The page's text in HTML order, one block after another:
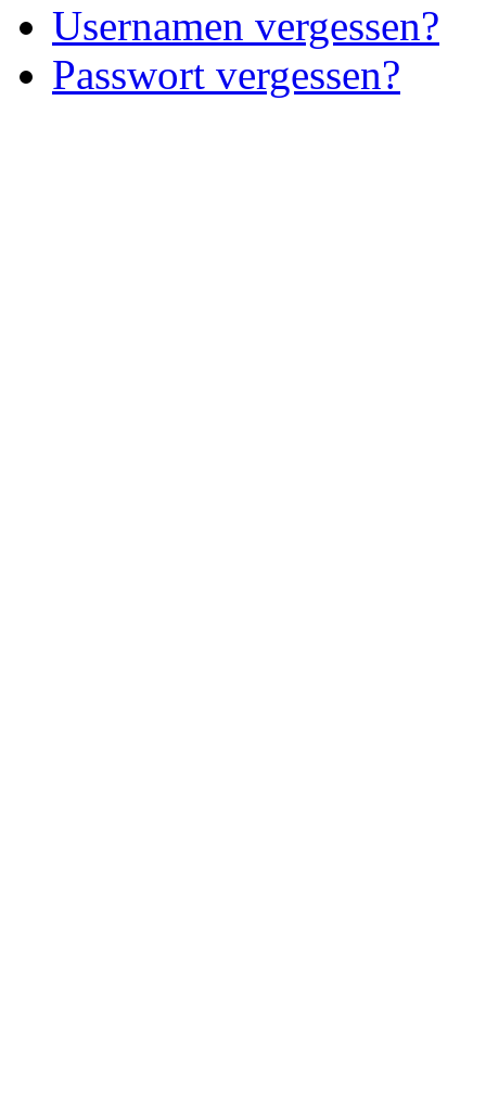
Usernamen vergessen?
Passwort vergessen?